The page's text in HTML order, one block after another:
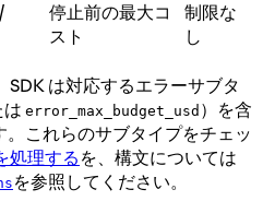
/
停止前の最大コ
スト
制限な
し
は対応するエラーサブタ
は error_max_budget_usd ）を含
。これらのサブタイプをチェッ
処理するを、構文については
を参照してください。